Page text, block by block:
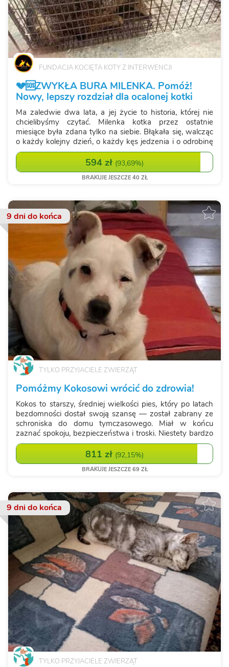
FUNDACJA KOCIĘTA KOTY Z INTERWENCJI
💔🆘ZWYKŁA BURA MILENKA. Pomóż!
Nowy, lepszy rozdział dla ocalonej kotki
Ma zaledwie dwa lata, a jej życie to historia, której nie
chcielibyśmy czytać. Milenka kotka przez ostatnie
miesiące była zdana tylko na siebie. Błąkała się, walcząc
o każdy kolejny dzień, o każdy kęs jedzenia i o odrobinę
ciepła. Nie miała swojego domu, swojego człowieka,
594 zł (93,69%)
BRAKUJE JESZCZE 40 ZŁ
9 dnido końca
TYLKO PRZYJACIELE ZWIERZĄT
Pomóżmy Kokosowi wrócić do zdrowia!
Kokos to starszy, średniej wielkości pies, który po latach
bezdomności dostał swoją szansę — został zabrany ze
schroniska do domu tymczasowego. Miał w końcu
zaznać spokoju, bezpieczeństwa i troski. Niestety bardzo
szybko okazało się, że oprócz bagażu trudnych
doświadczeń nosi też problemy zdrowot...
811 zł (92,15%)
BRAKUJE JESZCZE 69 ZŁ
9 dnido końca
TYLKO PRZYJACIELE ZWIERZĄT